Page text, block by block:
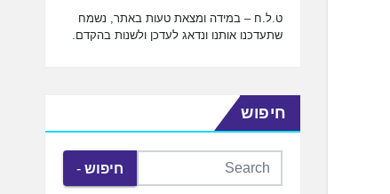
ט.ל.ח – במידה ומצאת טעות באתר, נשמח
שתעדכנו אותנו ונדאג לעדכן ולשנות בהקדם.
חיפוש
חיפוש